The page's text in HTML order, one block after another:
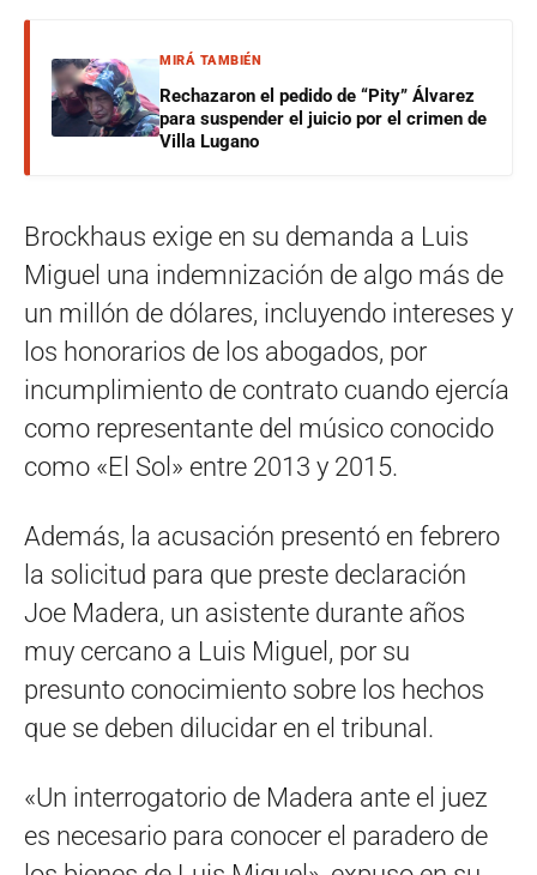
MIRÁ TAMBIÉN
Rechazaron el pedido de “Pity” Álvarez
para suspender el juicio por el crimen de
Villa Lugano
Brockhaus exige en su demanda a Luis
Miguel una indemnización de algo más de
un millón de dólares, incluyendo intereses y
los honorarios de los abogados, por
incumplimiento de contrato cuando ejercía
como representante del músico conocido
como «El Sol» entre 2013 y 2015.
Además, la acusación presentó en febrero
la solicitud para que preste declaración
Joe Madera, un asistente durante años
muy cercano a Luis Miguel, por su
presunto conocimiento sobre los hechos
que se deben dilucidar en el tribunal.
«Un interrogatorio de Madera ante el juez
es necesario para conocer el paradero de